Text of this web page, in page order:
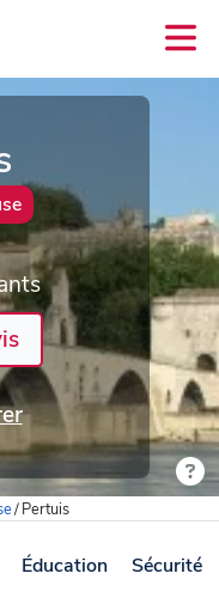
/Pertuis
Éducation Sécurité